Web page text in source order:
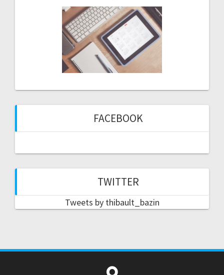
FACEBOOK
TWITTER
Tweets by thibault_bazin